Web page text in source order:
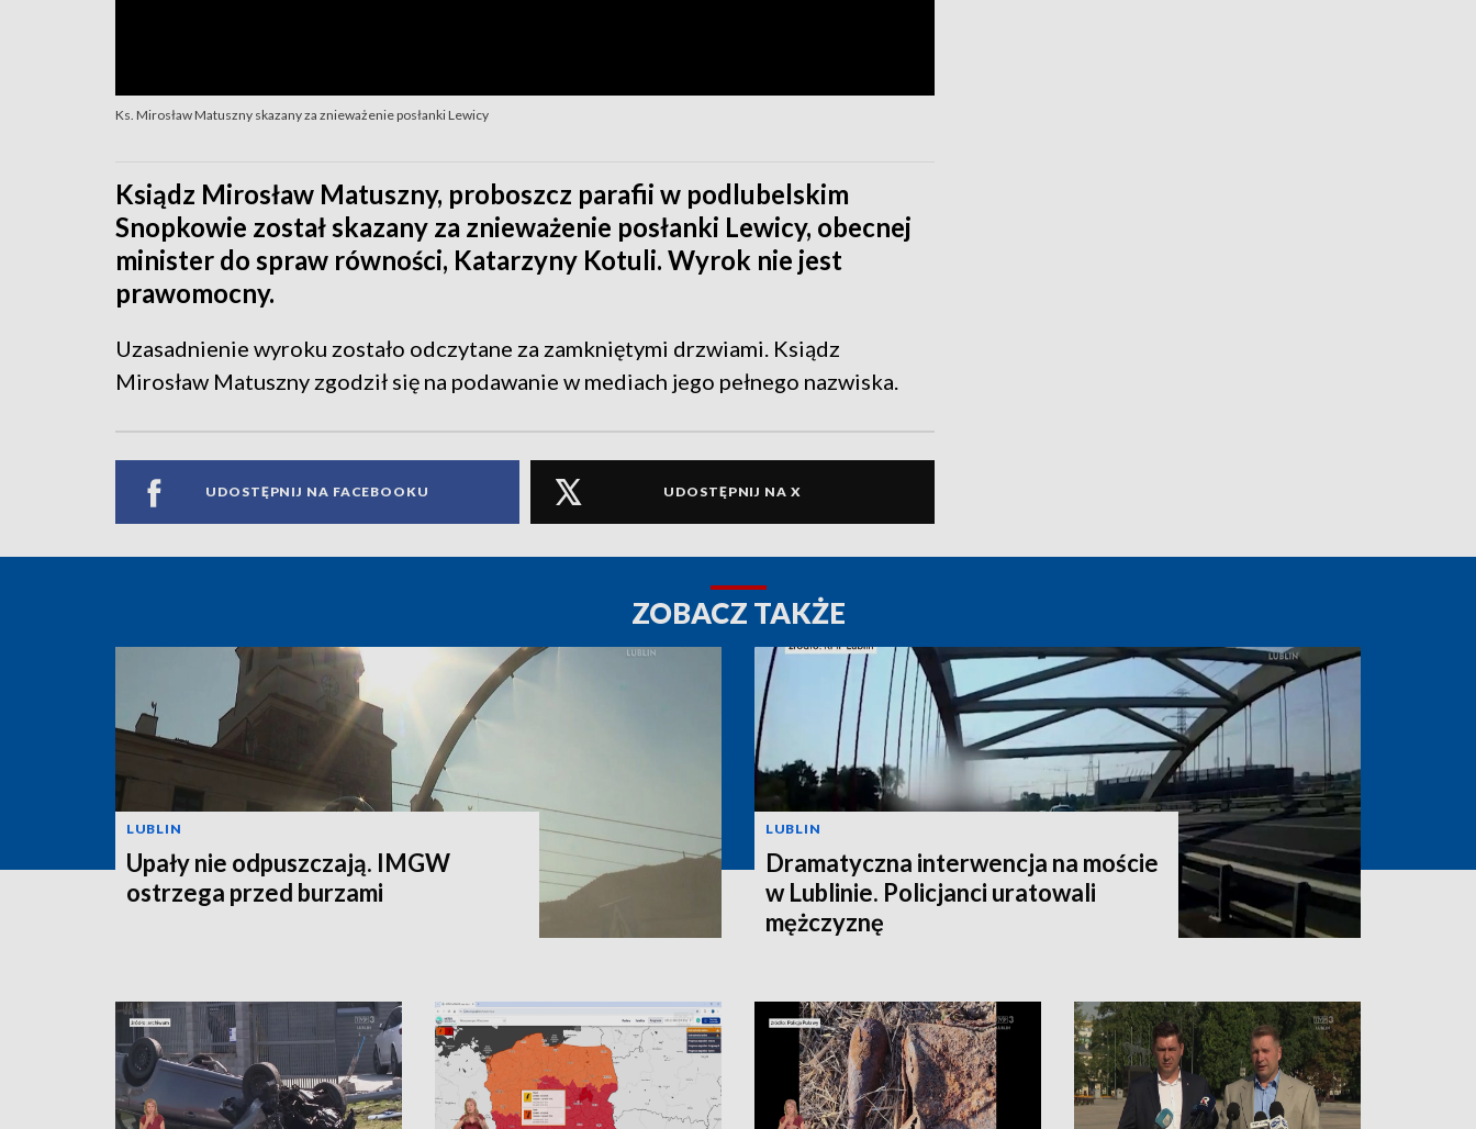
Ks. Mirosław Matuszny skazany za znieważenie posłanki Lewicy
Ksiądz Mirosław Matuszny, proboszcz parafii w podlubelskim
Snopkowie został skazany za znieważenie posłanki Lewicy, obecnej
minister do spraw równości, Katarzyny Kotuli. Wyrok nie jest
prawomocny.
Uzasadnienie wyroku zostało odczytane za zamkniętymi drzwiami. Ksiądz
Mirosław Matuszny zgodził się na podawanie w mediach jego pełnego nazwiska.
UDOSTĘPNIJ NA FACEBOOKU UDOSTĘPNIJ NA X
ZOBACZ TAKŻE
LUBLIN
Upały nie odpuszczają. IMGW
ostrzega przed burzami
LUBLIN
Dramatyczna interwencja na moście
w Lublinie. Policjanci uratowali
mężczyznę